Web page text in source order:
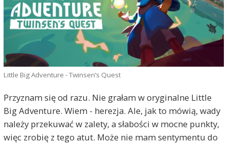
Little Big Adventure - Twinsen’s Quest
Przyznam się od razu. Nie grałam w oryginalne Little
Big Adventure. Wiem - herezja. Ale, jak to mówią, wady
należy przekuwać w zalety, a słabości w mocne punkty,
więc zrobię z tego atut. Może nie mam sentymentu do